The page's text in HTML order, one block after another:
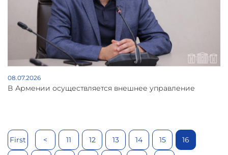
08.07.2026
В Армении осуществляется внешнее управление
First < 11 12 13 14 15 16